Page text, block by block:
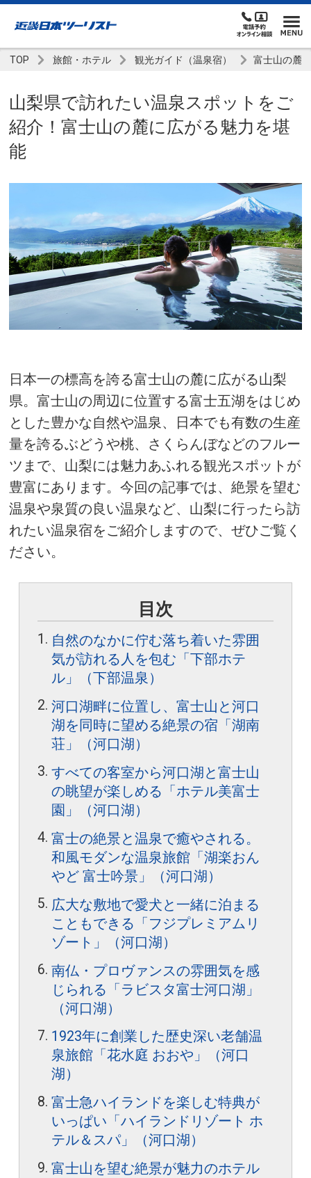
TOP 旅館・ホテル 観光ガイド（温泉宿） 富士山の麓
山梨県で訪れたい温泉スポットをご
紹介！富士山の麓に広がる魅力を堪
能
日本一の標高を誇る富士山の麓に広がる山梨
県。富士山の周辺に位置する富士五湖をはじめ
とした豊かな自然や温泉、日本でも有数の生産
量を誇るぶどうや桃、さくらんぼなどのフルー
ツまで、山梨には魅力あふれる観光スポットが
豊富にあります。今回の記事では、絶景を望む
温泉や泉質の良い温泉など、山梨に行ったら訪
れたい温泉宿をご紹介しますので、ぜひご覧く
ださい。
目次
自然のなかに佇む落ち着いた雰囲
気が訪れる人を包む「下部ホテ
ル」（下部温泉）
河口湖畔に位置し、富士山と河口
湖を同時に望める絶景の宿「湖南
荘」（河口湖）
すべての客室から河口湖と富士山
の眺望が楽しめる「ホテル美富士
園」（河口湖）
富士の絶景と温泉で癒やされる。
和風モダンな温泉旅館「湖楽おん
やど 富士吟景」（河口湖）
広大な敷地で愛犬と一緒に泊まる
こともできる「フジプレミアムリ
ゾート」（河口湖）
南仏・プロヴァンスの雰囲気を感
じられる「ラビスタ富士河口湖」
（河口湖）
1923年に創業した歴史深い老舗温
泉旅館「花水庭 おおや」（河口
湖）
富士急ハイランドを楽しむ特典が
いっぱい「ハイランドリゾート ホ
テル＆スパ」（河口湖）
富士山を望む絶景が魅力のホテル